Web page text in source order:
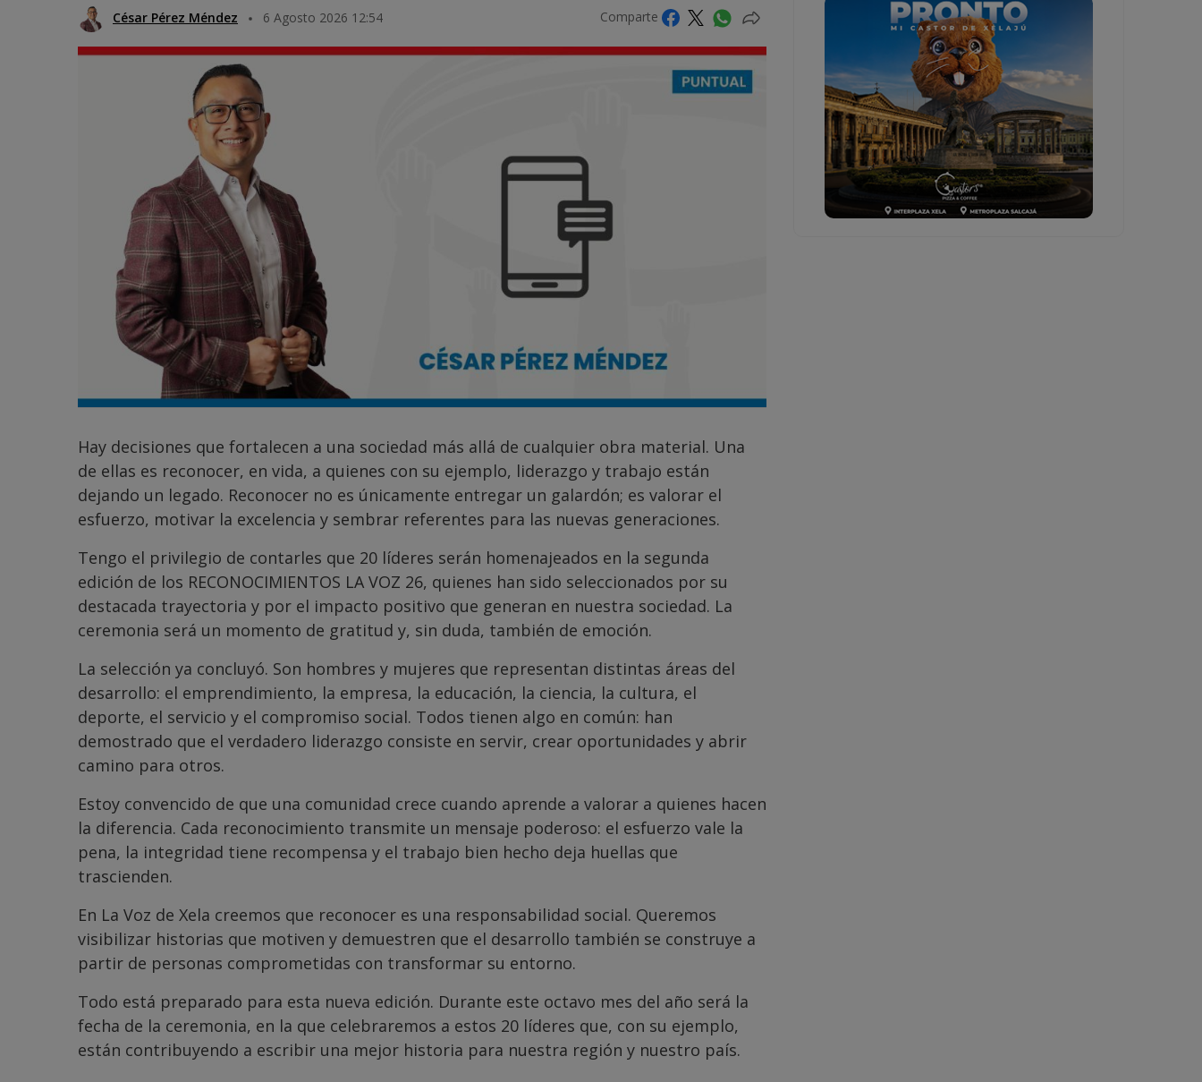
César Pérez Méndez 6 Agosto 2026 12:54 Comparte
Hay decisiones que fortalecen a una sociedad más allá de cualquier obra material. Una
de ellas es reconocer, en vida, a quienes con su ejemplo, liderazgo y trabajo están
dejando un legado. Reconocer no es únicamente entregar un galardón; es valorar el
esfuerzo, motivar la excelencia y sembrar referentes para las nuevas generaciones.
Tengo el privilegio de contarles que 20 líderes serán homenajeados en la segunda
edición de los RECONOCIMIENTOS LA VOZ 26, quienes han sido seleccionados por su
destacada trayectoria y por el impacto positivo que generan en nuestra sociedad. La
ceremonia será un momento de gratitud y, sin duda, también de emoción.
La selección ya concluyó. Son hombres y mujeres que representan distintas áreas del
desarrollo: el emprendimiento, la empresa, la educación, la ciencia, la cultura, el
deporte, el servicio y el compromiso social. Todos tienen algo en común: han
demostrado que el verdadero liderazgo consiste en servir, crear oportunidades y abrir
camino para otros.
Estoy convencido de que una comunidad crece cuando aprende a valorar a quienes hacen
la diferencia. Cada reconocimiento transmite un mensaje poderoso: el esfuerzo vale la
pena, la integridad tiene recompensa y el trabajo bien hecho deja huellas que
trascienden.
En La Voz de Xela creemos que reconocer es una responsabilidad social. Queremos
visibilizar historias que motiven y demuestren que el desarrollo también se construye a
partir de personas comprometidas con transformar su entorno.
Todo está preparado para esta nueva edición. Durante este octavo mes del año será la
fecha de la ceremonia, en la que celebraremos a estos 20 líderes que, con su ejemplo,
están contribuyendo a escribir una mejor historia para nuestra región y nuestro país.